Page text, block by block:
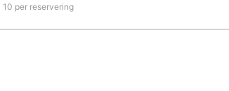
per reservering